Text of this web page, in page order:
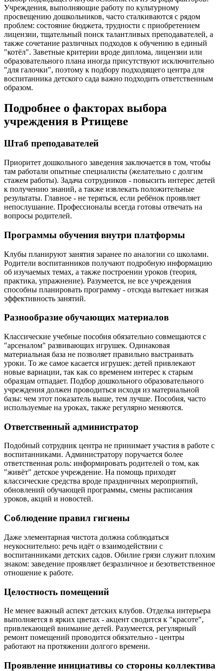
Учреждения, выполняющие работу по культурному
просвещению дошкольников, часто сталкиваются с рядом
проблем: состояние бюджета, трудности с приобретением
лицензии, тщательный поиск талантливых преподавателей, а
также сочетание различных подходов к обучению в единый
"котёл". Заветные критерии вроде диплома, лицензии или
образовательного плана иногда присутствуют исключительно
"для галочки", поэтому к подбору подходящего центра для
воспитанника детского сада важно подходить ответственным
образом.
Подробнее о факторах выбора
учреждения в Ртищеве
Штаб преподавателей
Приоритет дошкольного заведения заключается в том, чтобы
там работали опытные специалисты (желательно с долгим
стажем работы). Задача сотрудников - повысить интерес детей
к получению знаний, а также извлекать положительные
результаты. Главное - не теряться, если ребёнок проявляет
непослушание. Профессионалы всегда готовы отвечать на
вопросы родителей.
Программы обучения внутри платформы
Клубы планируют занятия заранее по аналогии со школами.
Родители воспитанников получают подробную информацию
об изучаемых темах, а также построении уроков (теория,
практика, упражнение). Разумеется, не все учреждения
способны планировать программу - отсюда вытекает низкая
эффективность занятий.
Разнообразие обучающих материалов
Классические учебные пособия обязательно совмещаются с
"арсеналом" развивающих игрушек. Одинаковая
материальная база не позволяет правильно выстраивать
уроки. То же самое касается игрушек: детей привлекают
новые вариации, так как со временем интерес к старым
образцам отпадает. Подбор дошкольного образовательного
учреждения должен проводиться исходя из материальной
базы: чем этот показатель выше, тем лучше. Пособия, часто
используемые на уроках, также регулярно меняются.
Ответственный администратор
Подобный сотрудник центра не принимает участия в работе с
воспитанниками. Администратору поручается более
ответственная роль: информировать родителей о том, как
"живёт" детское учреждение. На помощь приходят
классические средства вроде праздничных мероприятий,
обновлений обучающей программы, смены расписания
уроков, акций и новостей.
Соблюдение правил гигиены
Даже элементарная чистота должна соблюдаться
неукоснительно: речь идёт о взаимодействии с
воспитанниками детских садов. Обилие грязи служит плохим
знаком: заведение проявляет безразличное и безответственное
отношение к работе.
Целостность помещений
Не менее важный аспект детских клубов. Отделка интерьера
выполняется в ярких цветах - акцент сводится к "красоте",
привлекающей внимание детей. Разумеется, регулярный
ремонт помещений проводится обязательно - центры
работают на протяжении долгого времени.
Проявление инициативы со стороны коллектива